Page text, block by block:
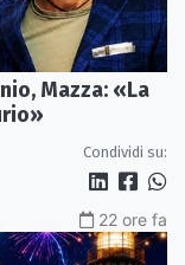
Mazza: «La
Condividi su:
22 ore fa